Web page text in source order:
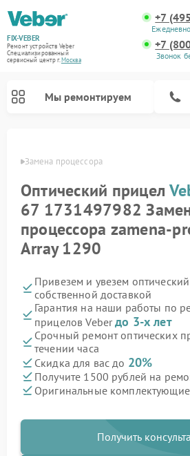
FIX-VEBER
Ремонт устройств Veber
Специализированный
cервисный центр г.Москва
+7
+7
Звонок
Мы ремонтируем
Замена процессора
Оптический прицел
67 1731497982
процессора zamena-
Array 1290
Привезем и увезем
собственной доставкой
Гарантия на наши работы по
прицелов Veberдо 3-х лет
Срочный ремонт оптических
течении часа
Скидка для вас до 20%
Получите 1500 рублей на
Оригинальные
Получить